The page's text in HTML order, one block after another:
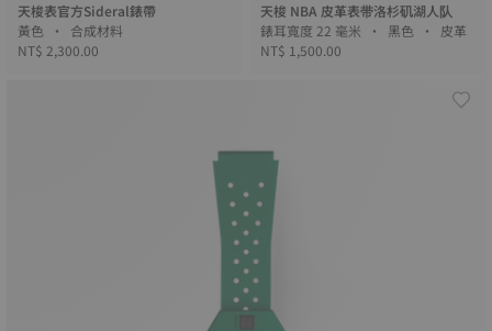
天梭表官方Sideral錶帶
黃色 • 合成材料
NT$ 2,300.00
天梭 NBA 皮革表带洛杉矶湖人队
錶耳寬度 22 毫米 • 黑色 • 皮革
NT$ 1,500.00